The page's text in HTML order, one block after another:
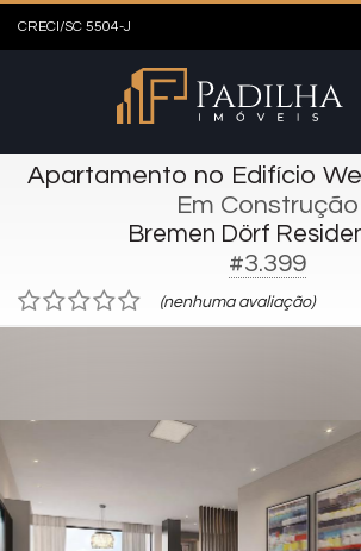
CRECI/SC 5504-J
Apartamento no Edifício
Em Construção
Bremen Dörf
#3.399
(nenhuma avaliação)